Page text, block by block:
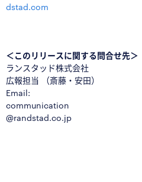
dstad.com
＜このリリースに関する問合せ先＞
ランスタッド株式会社
広報担当 （斎藤・安田）
Email:
communication
@randstad.co.jp